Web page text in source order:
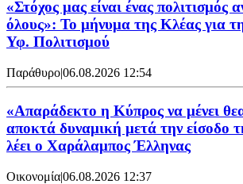
«Στόχος μας είναι ένας πολιτισμός
όλους»: Το μήνυμα της Κλέας για
Υφ. Πολιτισμού
Παράθυρο|06.08.2026 12:54
«Απαράδεκτο η Κύπρος να μένει
αποκτά δυναμική μετά την είσοδο
λέει ο Χαράλαμπος Έλληνας
Οικονομία|06.08.2026 12:37